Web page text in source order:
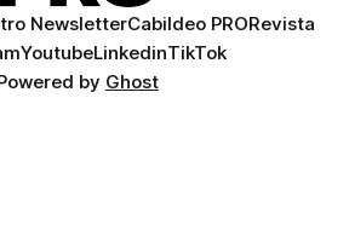
NewsletterCabildeo PRORevista
YoutubeLinkedinTikTok
by Ghost